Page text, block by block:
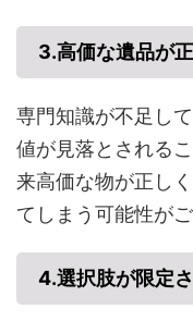
3.高価な遺品が
専門知識が不足し
値が見落とされる
来高価な物が正し
てしまう可能性がご
4.選択肢が限定